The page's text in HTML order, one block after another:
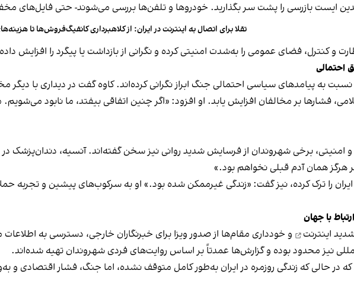
ایست بازرسی را پشت سر بگذارید. خودروها و تلفن‌ها بررسی می‌شوند- حتی
تقلا برای اتصال به اینترنت در ایران: از کلاهبرداری کانفیگ‌فروش‌ها تا
و کنترل، فضای عمومی را به‌شدت امنیتی کرده و نگرانی از بازداشت یا پیگرد را افزایش
احتمالی
به پیامدهای سیاسی احتمالی جنگ ابراز نگرانی کرده‌اند. کاوه گفت در دیداری با
فشارها بر مخالفان افزایش یابد. او افزود: «اگر چنین اتفاقی بیفتد، ما نابود
امنیتی، برخی شهروندان از فرسایش شدید روانی نیز سخن گفته‌اند. آنسیه، دندان‌پزشک
همان آدم قبلی نخواهم بود.»
ایران را ترک کرده، نیز گفت: «زندگی غیرممکن شده بود.» او به سرکوب‌های پیشین و تجربه
با جهان
اینترنت
و خودداری مقام‌ها از صدور ویزا برای خبرنگاران خارجی، دسترسی به
نیز محدود بوده و گزارش‌ها عمدتاً بر اساس روایت‌های فردی شهروندان تهیه شده‌اند.
در حالی که زندگی روزمره در ایران به‌طور کامل متوقف نشده، اما جنگ، فشار اقتصادی